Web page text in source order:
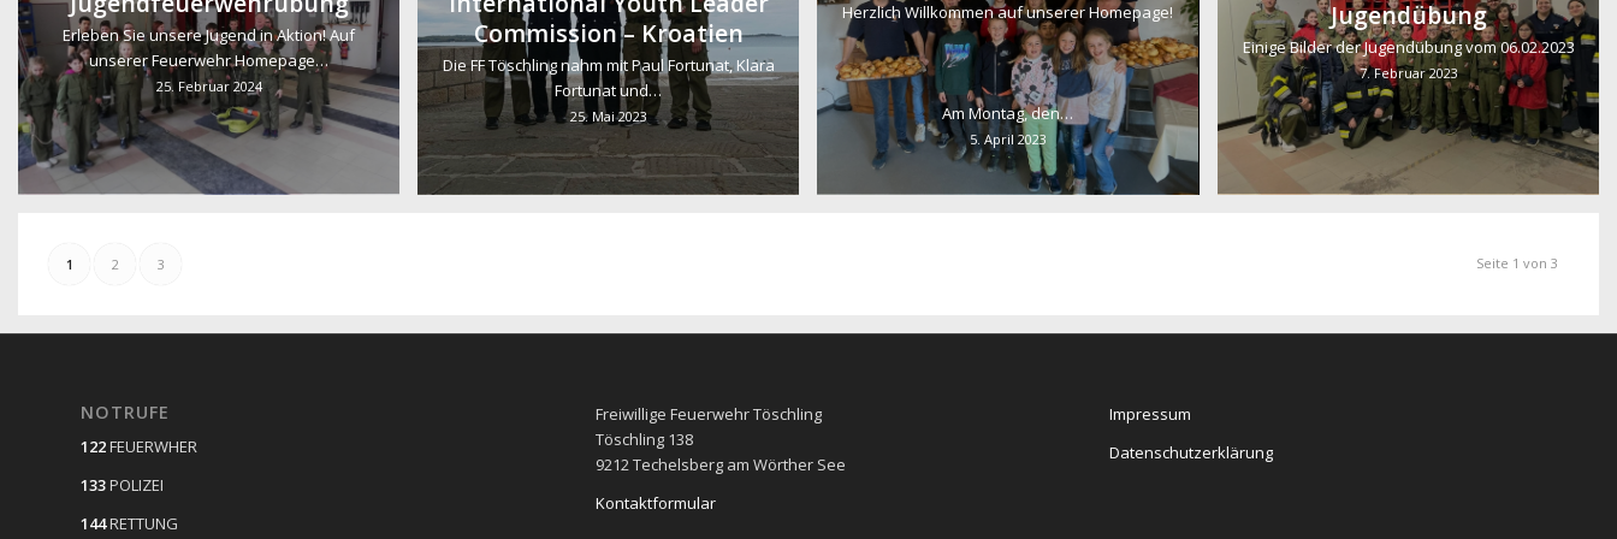
Erleben Sie unsere Jugend in Aktion! Auf
unserer Feuerwehr Homepage…
25. Februar 2024
Commission – Kroatien
Die FF Töschling nahm mit Paul Fortunat, Klara
Fortunat und…
25. Mai 2023
Herzlich Willkommen auf unserer Homepage!
Am Montag, den…
5. April 2023
Jugendübung
Einige Bilder der Jugendübung vom 06.02.2023
7. Februar 2023
Seite 1 von 3
1 2 3
NOTRUFE
122FEUERWHER
133POLIZEI
144RETTUNG
Freiwillige Feuerwehr Töschling
Töschling 138
9212 Techelsberg am Wörther See
Kontaktformular
Impressum
Datenschutzerklärung